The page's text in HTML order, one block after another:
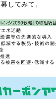
してみて。